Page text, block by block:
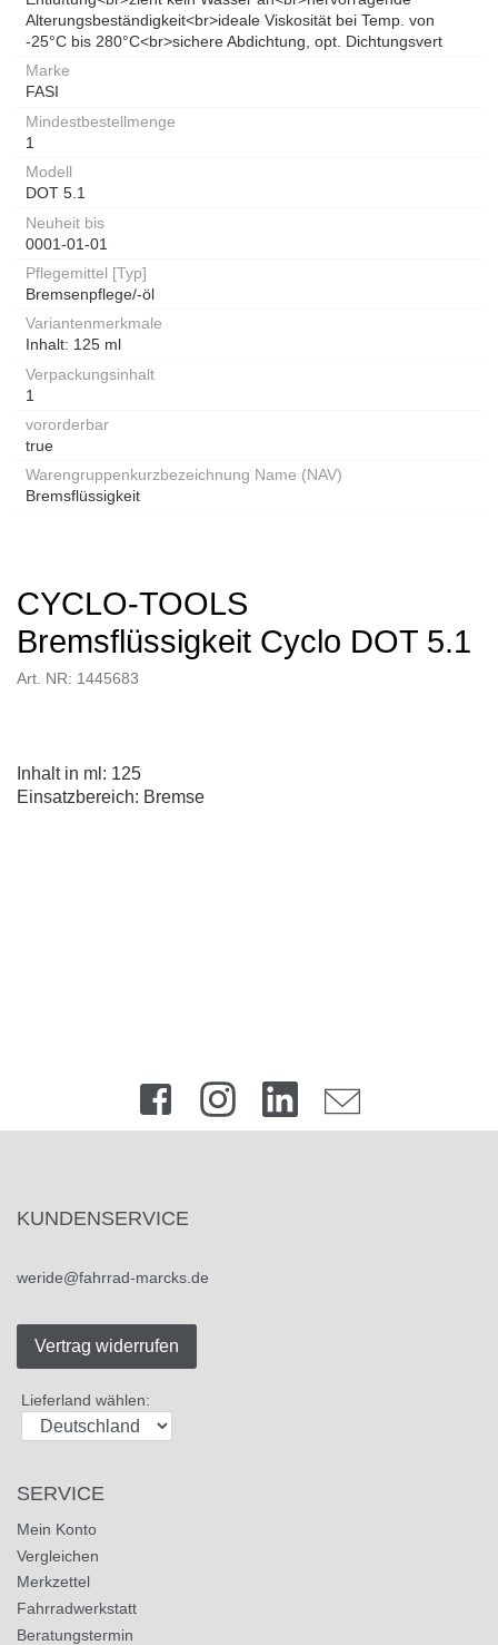
Alterungsbeständigkeit<br>ideale Viskosität bei Temp. von
-25°C bis 280°C<br>sichere Abdichtung, opt. Dichtungsvert
Marke
FASI
Mindestbestellmenge
1
Modell
DOT 5.1
Neuheit bis
0001-01-01
Pflegemittel [Typ]
Bremsenpflege/-öl
Variantenmerkmale
Inhalt: 125 ml
Verpackungsinhalt
1
vororderbar
true
Warengruppenkurzbezeichnung Name (NAV)
Bremsflüssigkeit
CYCLO-TOOLS
Bremsflüssigkeit Cyclo DOT 5.1
Art. NR: 1445683
Inhalt in ml: 125
Einsatzbereich: Bremse
KUNDENSERVICE
weride@fahrrad-marcks.de
Vertrag widerrufen
Lieferland wählen:
SERVICE
Mein Konto
Vergleichen
Merkzettel
Fahrradwerkstatt
Beratungstermin